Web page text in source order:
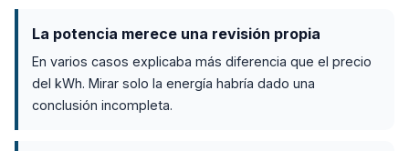
La potencia merece una revisión propia
En varios casos explicaba más diferencia que el precio
del kWh. Mirar solo la energía habría dado una
conclusión incompleta.